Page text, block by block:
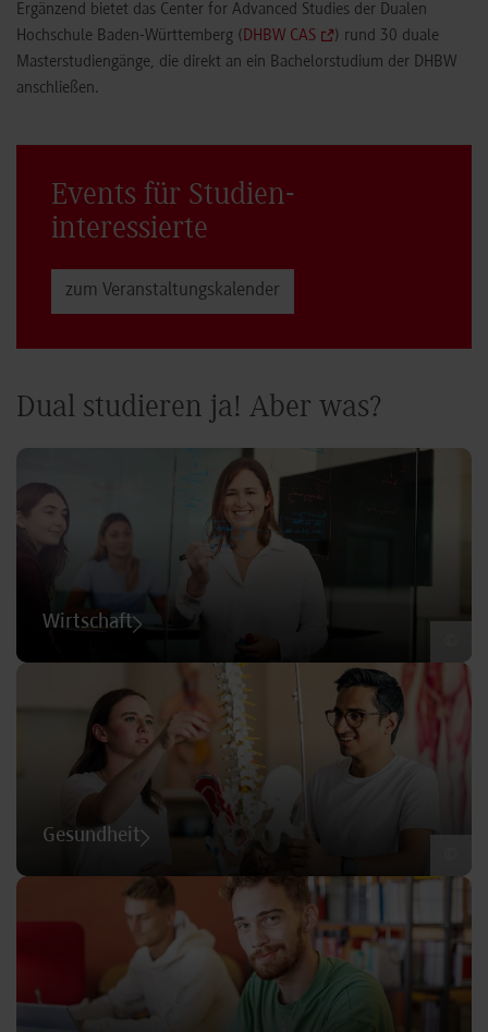
Ergänzend bietet das Center for Advanced Studies der Dualen
Hochschule Baden-Württemberg (DHBW CAS
) rund 30 duale
Masterstudiengänge, die direkt an ein Bachelorstudium der DHBW
anschließen.
Events für Studien­
interessierte
zum Veranstaltungs­kalender
Dual studieren ja! Aber was?
Wirtschaft
Gesundheit